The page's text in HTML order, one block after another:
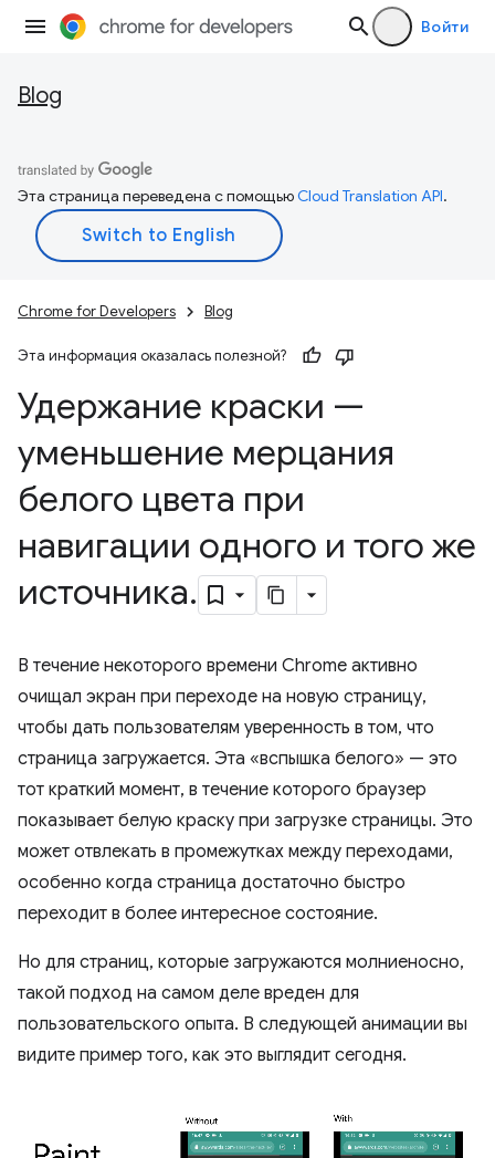
Войти
Blog
Эта страница переведена с помощьюCloud Translation API.
Chrome for Developers Blog
Эта информация оказалась полезной?
Удержание краски —
уменьшение мерцания
белого цвета при
навигации одного и того же
источника.
В течение некоторого времени Chrome активно
очищал экран при переходе на новую страницу,
чтобы дать пользователям уверенность в том, что
страница загружается. Эта «вспышка белого» — это
тот краткий момент, в течение которого браузер
показывает белую краску при загрузке страницы. Это
может отвлекать в промежутках между переходами,
особенно когда страница достаточно быстро
переходит в более интересное состояние.
Но для страниц, которые загружаются молниеносно,
такой подход на самом деле вреден для
пользовательского опыта. В следующей анимации вы
видите пример того, как это выглядит сегодня.